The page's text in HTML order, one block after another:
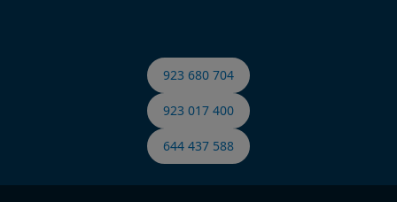
923 680 704
923 017 400
644 437 588